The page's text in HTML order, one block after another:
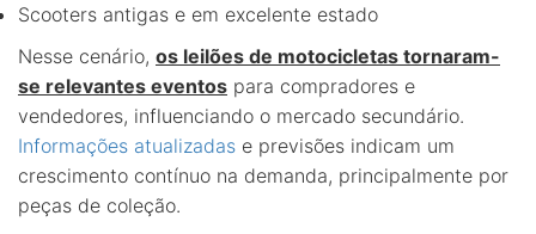
Scooters antigas e em excelente estado
Nesse cenário, os leilões de motocicletas tornaram-
se relevantes eventos para compradores e
vendedores, influenciando o mercado secundário.
Informações atualizadas e previsões indicam um
crescimento contínuo na demanda, principalmente por
peças de coleção.